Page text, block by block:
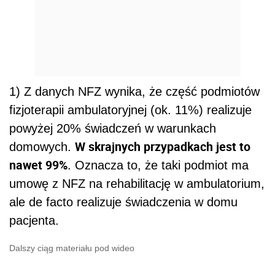
1) Z danych NFZ wynika, że część podmiotów
fizjoterapii ambulatoryjnej (ok. 11%) realizuje
powyżej 20% świadczeń w warunkach
domowych. W skrajnych przypadkach jest to
nawet 99%. Oznacza to, że taki podmiot ma
umowę z NFZ na rehabilitację w ambulatorium,
ale de facto realizuje świadczenia w domu
pacjenta.
Dalszy ciąg materiału pod wideo